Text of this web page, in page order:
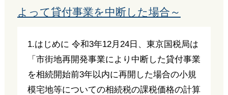
よって貸付事業を中断した場合～
1.はじめに 令和3年12月24日、東京国税局は
「市街地再開発事業により中断した貸付事業
を相続開始前3年以内に再開した場合の小規
模宅地等についての相続税の課税価格の計算